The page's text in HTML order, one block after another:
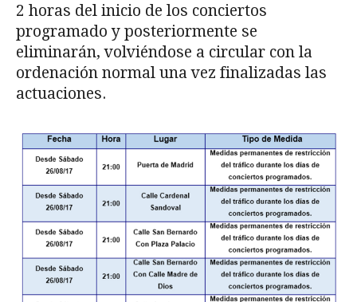
2 horas del inicio de los conciertos
programado y posteriormente se
eliminarán, volviéndose a circular con la
ordenación normal una vez finalizadas las
actuaciones.